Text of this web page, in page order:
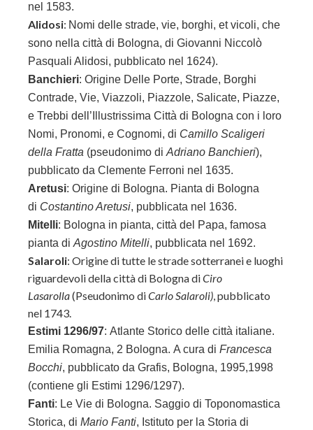
nel 1583.
Alidosi: Nomi delle strade, vie, borghi, et vicoli, che
sono nella città di Bologna, di Giovanni Niccolò
Pasquali Alidosi, pubblicato nel 1624).
Banchieri: Origine Delle Porte, Strade, Borghi
Contrade, Vie, Viazzoli, Piazzole, Salicate, Piazze,
e Trebbi dell’Illustrissima Città di Bologna con i loro
Nomi, Pronomi, e Cognomi, di Camillo Scaligeri
della Fratta (pseudonimo di Adriano Banchieri),
pubblicato da Clemente Ferroni nel 1635.
Aretusi: Origine di Bologna. Pianta di Bologna
di Costantino Aretusi, pubblicata nel 1636.
Mitelli: Bologna in pianta, città del Papa, famosa
pianta di Agostino Mitelli, pubblicata nel 1692.
Salaroli: Origine di tutte le strade sotterranei e luoghi
riguardevoli della città di Bologna diCiro
Lasarolla(Pseudonimo diCarlo Salaroli), pubblicato
nel 1743.
Estimi 1296/97: Atlante Storico delle città italiane.
Emilia Romagna, 2 Bologna. A cura di Francesca
Bocchi, pubblicato da Grafis, Bologna, 1995,1998
(contiene gli Estimi 1296/1297).
Fanti: Le Vie di Bologna. Saggio di Toponomastica
Storica, di Mario Fanti, Istituto per la Storia di